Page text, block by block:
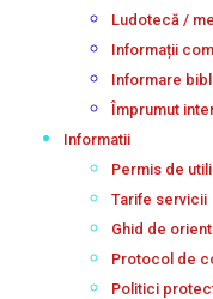
Ludotecă /
Informații
Informare
Împrumut
Informatii
Permis de
Tarife servicii
Ghid de
Protocol de
Politici